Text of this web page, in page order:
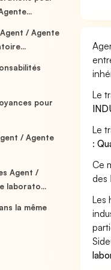
/ Agente
pour
/ Agente
Agent /
laborato...
la même
Le
Le
:
Ce
des
Les